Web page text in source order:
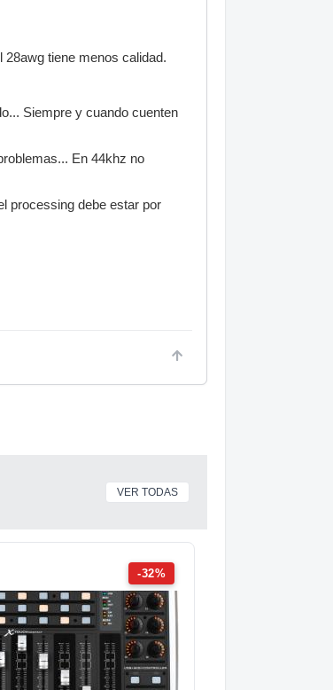
tiene menos calidad.
Siempre y cuando cuenten
En 44khz no
processing debe estar por
VER TODAS
-32%